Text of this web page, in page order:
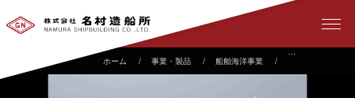
事業・製品 船舶海洋事業